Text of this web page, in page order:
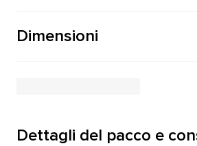
Dimensioni
Dettagli del pacco e